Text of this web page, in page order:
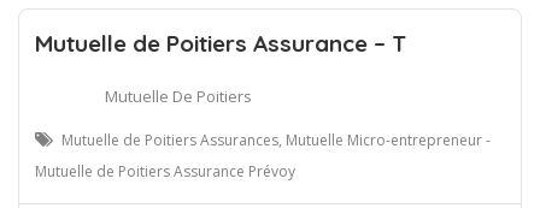
Mutuelle de Poitiers Assurance – T
Mutuelle De Poitiers
Mutuelle de Poitiers Assurances, Mutuelle Micro-entrepreneur -
Mutuelle de Poitiers Assurance Prévoy